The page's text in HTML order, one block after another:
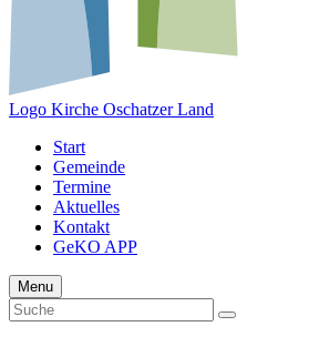
Logo Kirche Oschatzer Land
Start
Gemeinde
Termine
Aktuelles
Kontakt
GeKO APP
Menu